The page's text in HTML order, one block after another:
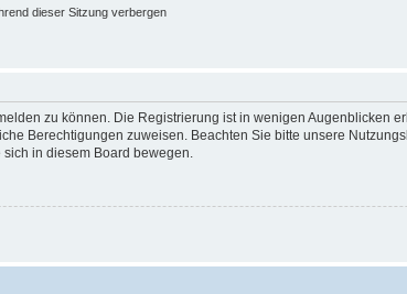
dieser Sitzung verbergen
zu können. Die Registrierung ist in wenigen Augenblicken
Berechtigungen zuweisen. Beachten Sie bitte unsere
in diesem Board bewegen.